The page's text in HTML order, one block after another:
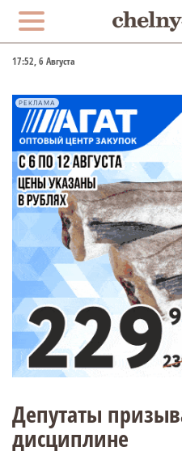
17:52, 6 Августа
РЕКЛАМА
Депутаты
дисциплине